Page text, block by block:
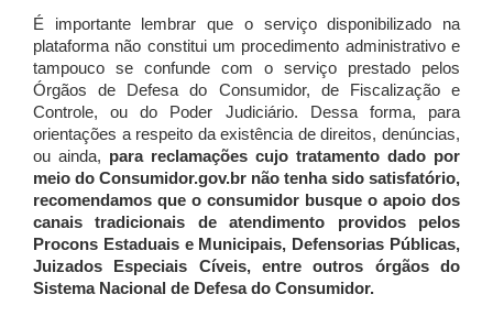
É importante lembrar que o serviço disponibilizado na
plataforma não constitui um procedimento administrativo e
tampouco se confunde com o serviço prestado pelos
Órgãos de Defesa do Consumidor, de Fiscalização e
Controle, ou do Poder Judiciário. Dessa forma, para
orientações a respeito da existência de direitos, denúncias,
ou ainda, para reclamações cujo tratamento dado por
meio do Consumidor.gov.br não tenha sido satisfatório,
recomendamos que o consumidor busque o apoio dos
canais tradicionais de atendimento providos pelos
Procons Estaduais e Municipais, Defensorias Públicas,
Juizados Especiais Cíveis, entre outros órgãos do
Sistema Nacional de Defesa do Consumidor.